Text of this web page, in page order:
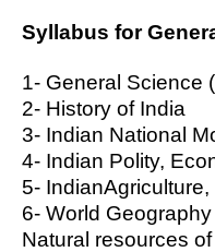
Syllabus for
1- General Science
2- History of India
3- Indian National
4- Indian Polity,
5-
6- World
Natural resources